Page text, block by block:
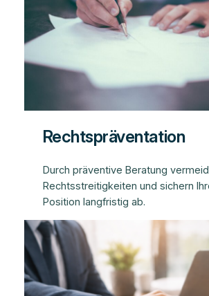
Rechtspräventation
Durch präventive Beratung
Rechtsstreitigkeiten und sichern
Position langfristig ab.